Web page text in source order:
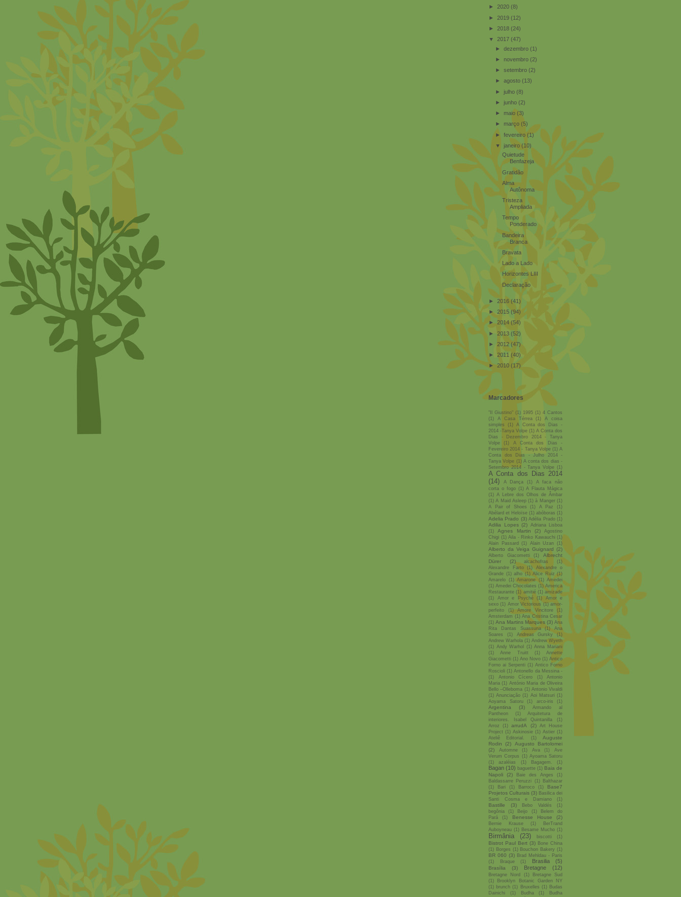
► 2020 (8)
► 2019 (12)
► 2018 (24)
▼ 2017 (47)
►dezembro(1)
► novembro(2)
►setembro(2)
►agosto(13)
►julho(8)
►junho(2)
► maio (3)
► março (5)
►fevereiro(1)
▼janeiro(10)
Quietude
Benfazeja
Gratidão
Alma
Autônoma
Tristeza
Ampliada
Tempo
Ponderado
Bandeira
Branca
Bravata
Lado a Lado
Horizontes LIII
Declaração
► 2016(41)
► 2015 (94)
► 2014 (54)
► 2013 (52)
► 2012(47)
► 2011 (40)
►2010 (17)
Marcadores
"Il Giustino" (1) 1995 (1) 4 Cantos
(1)
A Casa Térrea (1)
A coisa
simples
(1)
A Conta dos Dias -
2014 -Tanya Volpe (1) A Conta dos
Dias - Dezembro 2014 - Tanya
Volpe
(1)
A Conta dos Dias -
Fevereiro 2014 - Tanya Volpe (1) A
Conta dos Dias - Julho 2014 -
Tanya Volpe (1) A conta dos dias -
Setembro 2014 - Tanya Volpe (1)
A Conta dos Dias 2014
(14)
A Dança (1)
A faca não
corta o fogo (1) A Flauta Mágica
(1) A Lebre dos Olhos de Âmbar
(1) A Maid Asleep (1) à Manger (1)
A Pair of Shoes
(1) A Paz
(1)
Abélard et Heloïse (1) abóboras (1)
Adelia Prado (3) Adélia Prado (1)
Adilia Lopes (2) Adriana Lisboa
(1)
Agnes Martin (2)
Agostino
Chigi (1) Aila - Rinko Kawauchi (1)
Alain Passard
(1) Alain Uzan (1)
Alberto da Veiga Guignard (2)
Alberto Giacometti (1)
Albrecht
Dürer
(2) alcachofras
(1)
Alexandre Farto
(1)
Alexandre o
Grande (1) alho (1) Alice Ruiz (1)
Amarelo (1) Amarone (1) Amedei
(1) Amedei Chocolates (1) America
Restaurante (1) amitié (1) amizade
(1)
Amor e Psyché (1)
Amor e
sexo (1) Amor Victorious (1) amor-
perfeito
(1) Amore Vincitore
(1)
Amsterdam (1) Ana Cristina Cesar
(1) Ana Martins Marques (3) Ana
Rita Dantas Suassuna
(1)
Ana
Soares
(1) Andreas Gursky
(1)
Andrew Warhola (1) Andrew Wyeth
(1) Andy Warhol (1) Anna Mariani
(1)
Anne Truitt (1)
Annette
Giacometti (1) Ano Novo (1) Antico
Forno ai Serpenti (1) Antico Forno
Roscioli (1) Antonello da Messina -
(1)
Antonio Cícero (1)
Antonio
Maria (1) António Maria de Oliveira
Bello –Olleboma (1) Antonio Vivaldi
(1) Anunciação (1) Aoi Matsuri (1)
Aoyama Satoru
(1) arco-iris (1)
Argentina (3)
Armando al
Pantheon
(1)
Arquitetura de
interiores. Isabel Quintanilla
(1)
Arroz
(1) arrudA (2)
Art House
Project (1) Askinosie (1) Astier (1)
Ateliê Editorial.
(1)
Auguste
Rodin
(2)
Augusto Bartolomei
(2)
Automne (1) Ava (1)
Ave
Verum Corpus (1) Ayoama Satoru
(1)
azaléias (1) Bagagem. (1)
Bagan (10) baguette (1) Baia de
Napoli
(2) Baie des Anges
(1)
Baldassarre Peruzzi (1)
Balthazar
(1)
Bari (1) Barroco (1)
Base7
Projetos Culturais (3) Basilica dei
Santi Cosma e Damiano
(1)
Bastille (3) Bebo Valdés
(1)
begônia
(1) Beijo (1)
Belem do
Pará
(1) Benesse House (2)
Bernie Krause (1)
BerTrand
Auboyneau (1) Besame Mucho (1)
Birmânia (23) biscotti (1)
Bistrot Paul Bert (3) Bone China
(1) Borges (1) Bouchon Bakery (1)
BR 060 (3) Brad Mehldau - Paris
(1)
Braque (1) Brasilia (5)
Brasília (3) Bretagne (12)
Bretagne Nord (1)
Bretagne Sud
(1)
Brooklyn Botanic Garden NY
(1) brunch (1) Bruxelles (1)
Budas
Dainichi
(1) Budha (1)
Budha